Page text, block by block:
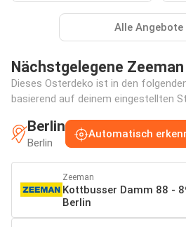
Alle Angebote
Nächstgelegene Zeeman
Dieses Osterdeko ist in den
basierend auf deinem eingestellten
Berlin
Berlin
Automatisch
Zeeman
Kottbusser Damm 88 -
Berlin